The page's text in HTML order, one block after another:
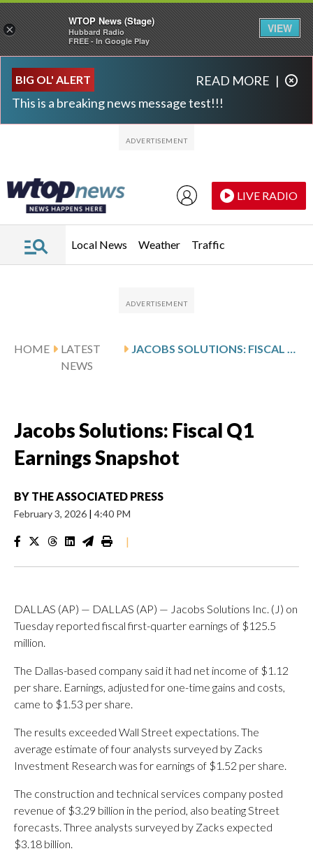
BIG OL' ALERT
This is a breaking news message test!!!
READ MORE |
LIVE RADIO
Local News Weather Traffic
HOME
LATEST
NEWS
Jacobs Solutions: Fiscal Q1
Earnings Snapshot
BY THE ASSOCIATED PRESS
February 3, 2026 | 4:40 PM
|
DALLAS (AP) — DALLAS (AP) — Jacobs Solutions Inc. (J) on
Tuesday reported fiscal first-quarter earnings of $125.5
million.
The Dallas-based company said it had net income of $1.12
per share. Earnings, adjusted for one-time gains and costs,
came to $1.53 per share.
The results exceeded Wall Street expectations. The
average estimate of four analysts surveyed by Zacks
Investment Research was for earnings of $1.52 per share.
The construction and technical services company posted
revenue of $3.29 billion in the period, also beating Street
forecasts. Three analysts surveyed by Zacks expected
$3.18 billion.
×
WTOP News (Stage)
Hubbard Radio
FREE - In Google Play
VIEW